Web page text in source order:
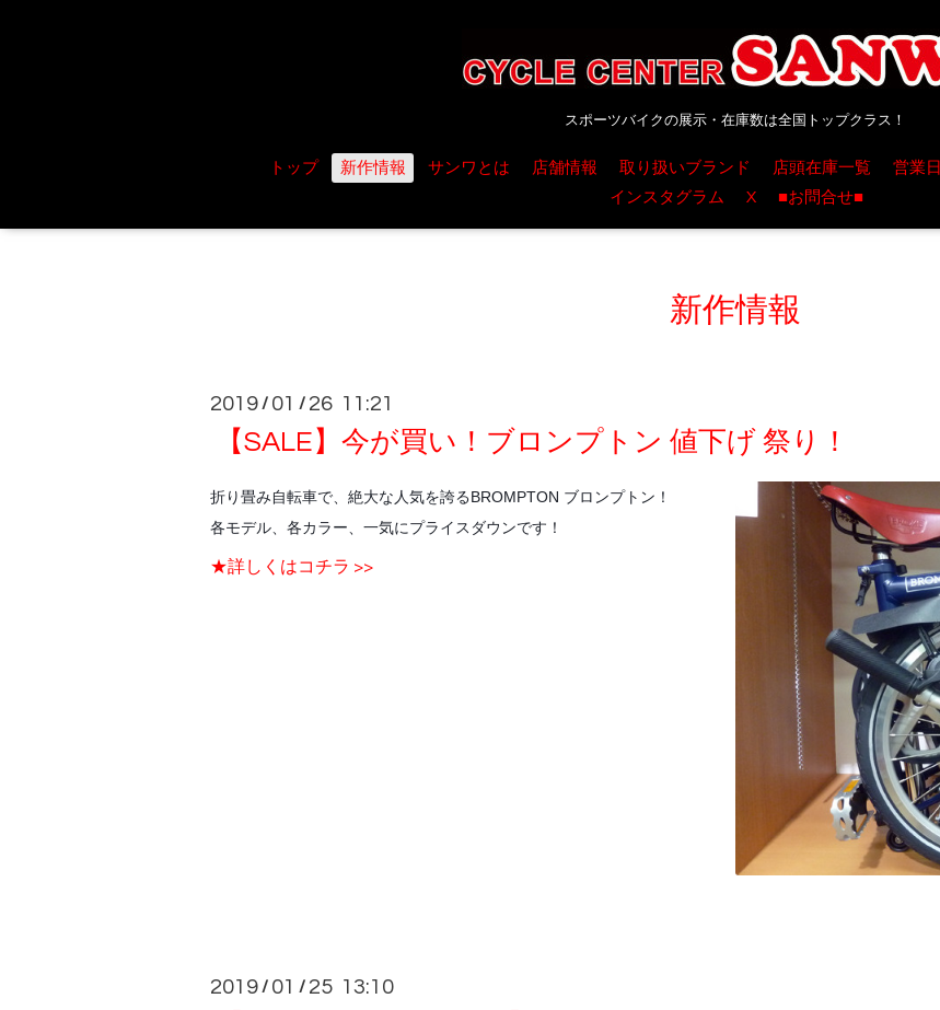
スポーツバイクの展示・在庫数は全国トップクラス！
トップ 新作情報 サンワとは 店舗情報 取り扱いブランド 店頭在庫一覧 営業日
インスタグラム
X ■お問合せ■
新作情報
2019 / 01 / 26 11:21
【SALE】今が買い！ブロンプトン 値下げ 祭り！
折り畳み自転車で、絶大な人気を誇るBROMPTON ブロンプトン！
各モデル、各カラー、一気にプライスダウンです！
★詳しくはコチラ >>
2019 / 01 / 25 13:10